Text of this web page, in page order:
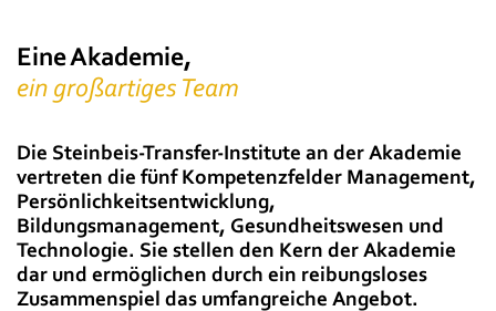
Eine Akademie,
ein großartiges Team
Die Steinbeis-Transfer-Institute an der Akademie
vertreten die fünf Kompetenzfelder Management,
Persönlichkeitsentwicklung,
Bildungsmanagement, Gesundheitswesen und
Technologie. Sie stellen den Kern der Akademie
dar und ermöglichen durch ein reibungsloses
Zusammenspiel das umfangreiche Angebot.